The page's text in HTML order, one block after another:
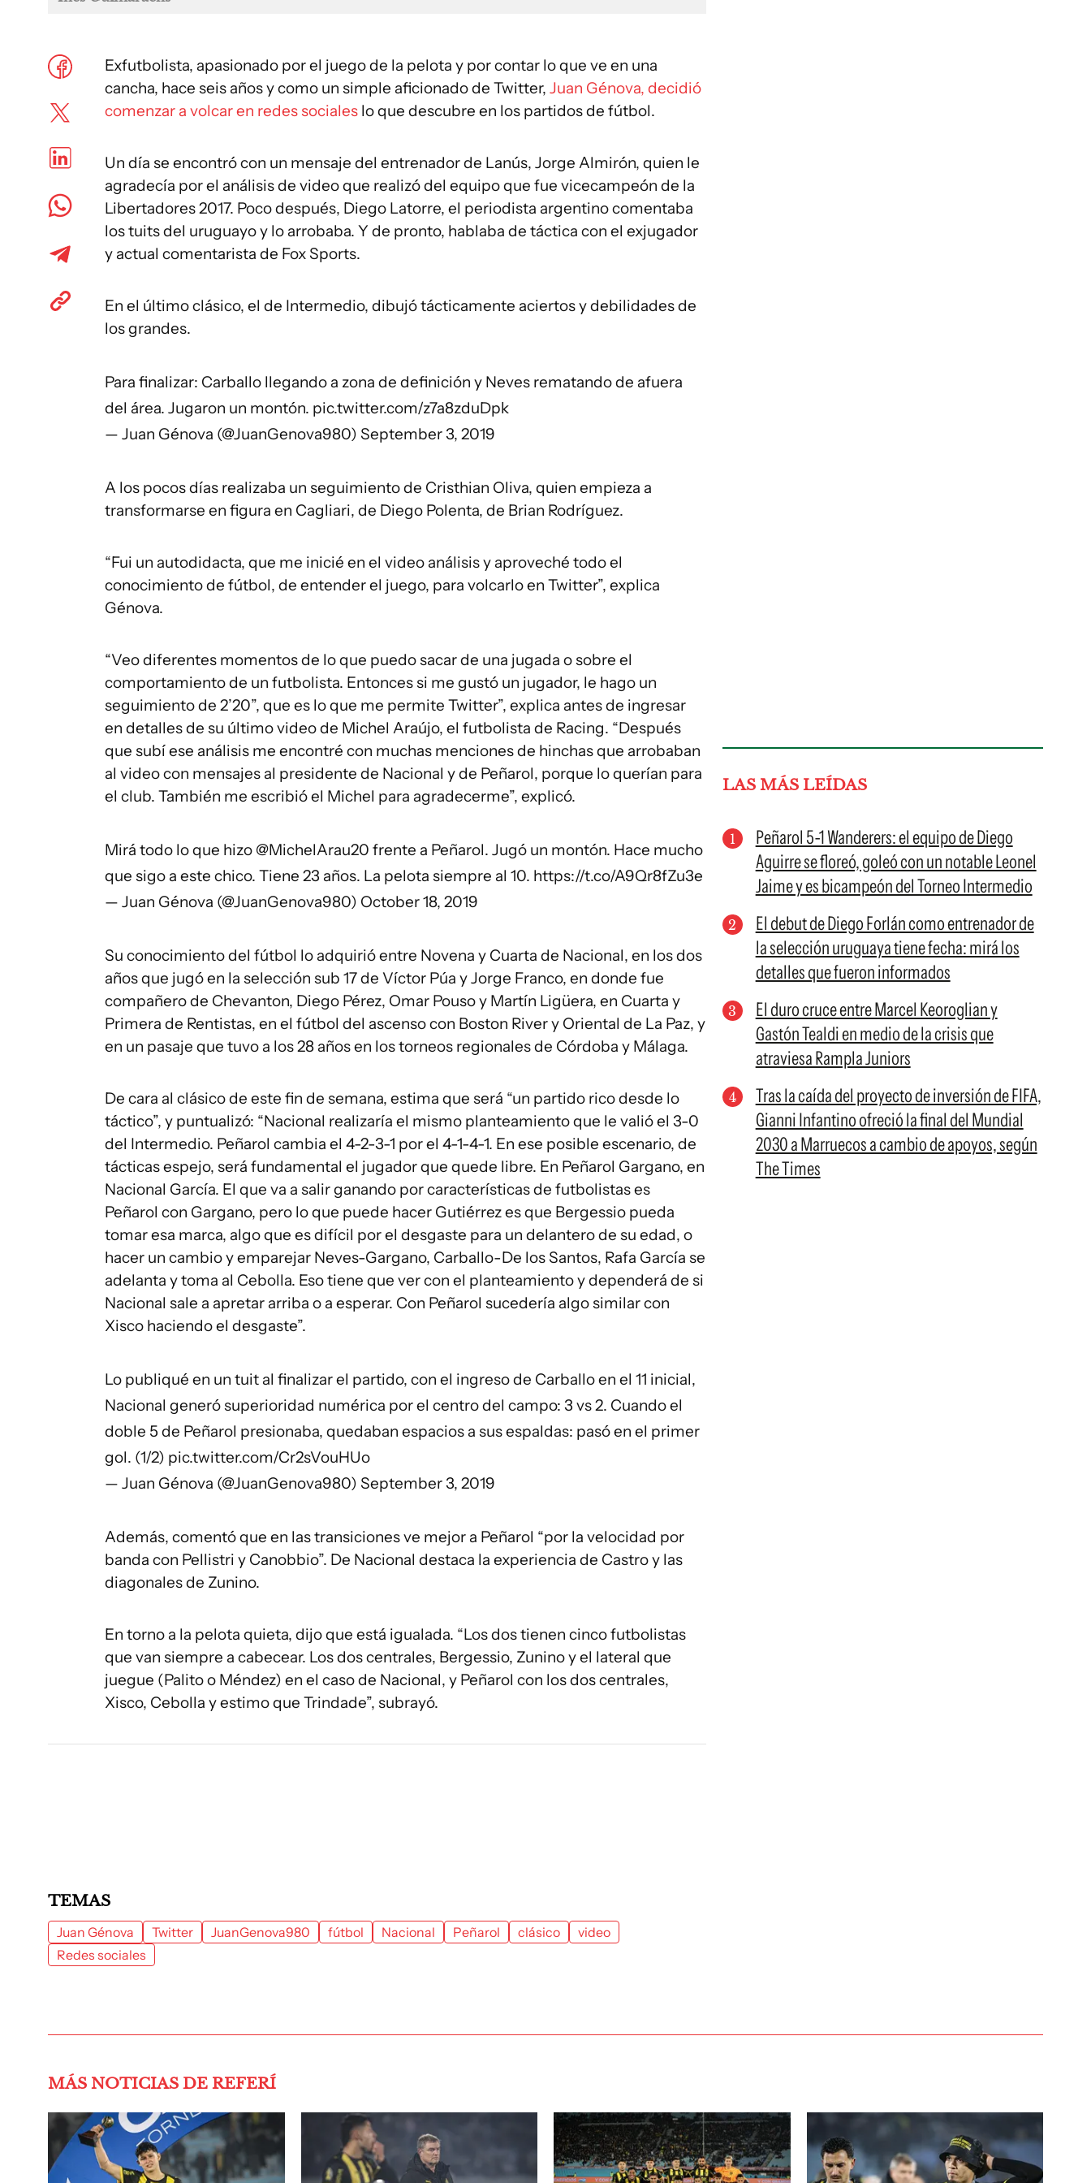
Exfutbolista, apasionado por el juego de la pelota y por contar lo que ve en una
cancha, hace seis años y como un simple aficionado de Twitter, Juan Génova, decidió
comenzar a volcar en redes sociales lo que descubre en los partidos de fútbol.
Un día se encontró con un mensaje del entrenador de Lanús, Jorge Almirón, quien le
agradecía por el análisis de video que realizó del equipo que fue vicecampeón de la
Libertadores 2017. Poco después, Diego Latorre, el periodista argentino comentaba
los tuits del uruguayo y lo arrobaba. Y de pronto, hablaba de táctica con el exjugador
y actual comentarista de Fox Sports.
En el último clásico, el de Intermedio, dibujó tácticamente aciertos y debilidades de
los grandes.
Para finalizar: Carballo llegando a zona de definición y Neves rematando de afuera
del área. Jugaron un montón. pic.twitter.com/z7a8zduDpk
— Juan Génova (@JuanGenova980) September 3, 2019
A los pocos días realizaba un seguimiento de Cristhian Oliva, quien empieza a
transformarse en figura en Cagliari, de Diego Polenta, de Brian Rodríguez.
“Fui un autodidacta, que me inicié en el video análisis y aproveché todo el
conocimiento de fútbol, de entender el juego, para volcarlo en Twitter”, explica
Génova.
“Veo diferentes momentos de lo que puedo sacar de una jugada o sobre el
comportamiento de un futbolista. Entonces si me gustó un jugador, le hago un
seguimiento de 2’20”, que es lo que me permite Twitter”, explica antes de ingresar
en detalles de su último video de Michel Araújo, el futbolista de Racing. “Después
que subí ese análisis me encontré con muchas menciones de hinchas que arrobaban
al video con mensajes al presidente de Nacional y de Peñarol, porque lo querían para
el club. También me escribió el Michel para agradecerme”, explicó.
Mirá todo lo que hizo @MichelArau20 frente a Peñarol. Jugó un montón. Hace mucho
que sigo a este chico. Tiene 23 años. La pelota siempre al 10. https://t.co/A9Qr8fZu3e
— Juan Génova (@JuanGenova980) October 18, 2019
Su conocimiento del fútbol lo adquirió entre Novena y Cuarta de Nacional, en los dos
años que jugó en la selección sub 17 de Víctor Púa y Jorge Franco, en donde fue
compañero de Chevanton, Diego Pérez, Omar Pouso y Martín Ligüera, en Cuarta y
Primera de Rentistas, en el fútbol del ascenso con Boston River y Oriental de La Paz, y
en un pasaje que tuvo a los 28 años en los torneos regionales de Córdoba y Málaga.
De cara al clásico de este fin de semana, estima que será “un partido rico desde lo
táctico”, y puntualizó: “Nacional realizaría el mismo planteamiento que le valió el 3-0
del Intermedio. Peñarol cambia el 4-2-3-1 por el 4-1-4-1. En ese posible escenario, de
tácticas espejo, será fundamental el jugador que quede libre. En Peñarol Gargano, en
Nacional García. El que va a salir ganando por características de futbolistas es
Peñarol con Gargano, pero lo que puede hacer Gutiérrez es que Bergessio pueda
tomar esa marca, algo que es difícil por el desgaste para un delantero de su edad, o
hacer un cambio y emparejar Neves-Gargano, Carballo-De los Santos, Rafa García se
adelanta y toma al Cebolla. Eso tiene que ver con el planteamiento y dependerá de si
Nacional sale a apretar arriba o a esperar. Con Peñarol sucedería algo similar con
Xisco haciendo el desgaste”.
Lo publiqué en un tuit al finalizar el partido, con el ingreso de Carballo en el 11 inicial,
Nacional generó superioridad numérica por el centro del campo: 3 vs 2. Cuando el
doble 5 de Peñarol presionaba, quedaban espacios a sus espaldas: pasó en el primer
gol. (1/2) pic.twitter.com/Cr2sVouHUo
— Juan Génova (@JuanGenova980) September 3, 2019
Además, comentó que en las transiciones ve mejor a Peñarol “por la velocidad por
banda con Pellistri y Canobbio”. De Nacional destaca la experiencia de Castro y las
diagonales de Zunino.
En torno a la pelota quieta, dijo que está igualada. “Los dos tienen cinco futbolistas
que van siempre a cabecear. Los dos centrales, Bergessio, Zunino y el lateral que
juegue (Palito o Méndez) en el caso de Nacional, y Peñarol con los dos centrales,
Xisco, Cebolla y estimo que Trindade”, subrayó.
LAS MÁS LEÍDAS
Peñarol 5-1 Wanderers: el equipo de Diego
Aguirre se floreó, goleó con un notable Leonel
Jaime y es bicampeón del Torneo Intermedio
El debut de Diego Forlán como entrenador de
la selección uruguaya tiene fecha: mirá los
detalles que fueron informados
El duro cruce entre Marcel Keoroglian y
Gastón Tealdi en medio de la crisis que
atraviesa Rampla Juniors
Tras la caída del proyecto de inversión de FIFA,
Gianni Infantino ofreció la final del Mundial
2030 a Marruecos a cambio de apoyos, según
The Times
TEMAS
Juan Génova Twitter JuanGenova980 fútbol Nacional Peñarol clásico
video
Redes sociales
MÁS NOTICIAS DE REFERÍ